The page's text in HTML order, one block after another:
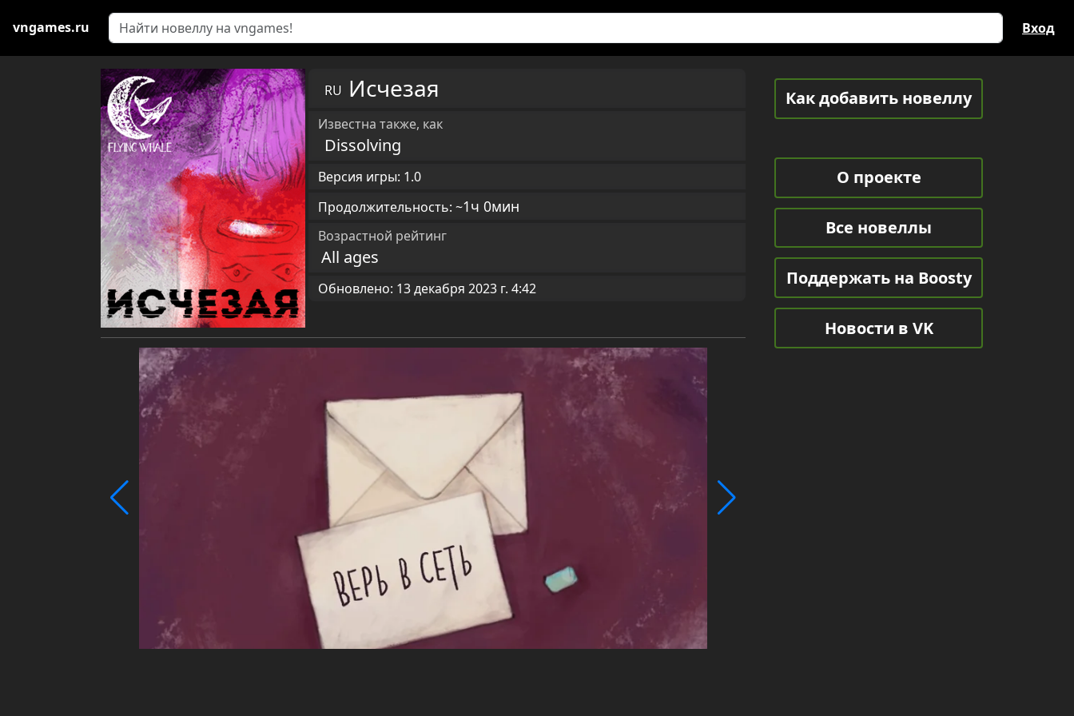
vngames.ru Вход
RU Исчезая
Известна также, как
Dissolving
Версия игры: 1.0
Продолжительность: ~1ч 0мин
Возрастной рейтинг
All ages
Обновлено: 13 декабря 2023 г. 4:42
Как добавить новеллу
О проекте
Все новеллы
Поддержать на Boosty
Новости в VK